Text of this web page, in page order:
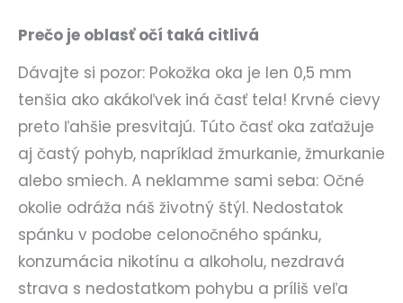
Prečo je oblasť očí taká citlivá
Dávajte si pozor: Pokožka oka je len 0,5 mm
tenšia ako akákoľvek iná časť tela! Krvné cievy
preto ľahšie presvitajú. Túto časť oka zaťažuje
aj častý pohyb, napríklad žmurkanie, žmurkanie
alebo smiech. A neklamme sami seba: Očné
okolie odráža náš životný štýl. Nedostatok
spánku v podobe celonočného spánku,
konzumácia nikotínu a alkoholu, nezdravá
strava s nedostatkom pohybu a príliš veľa